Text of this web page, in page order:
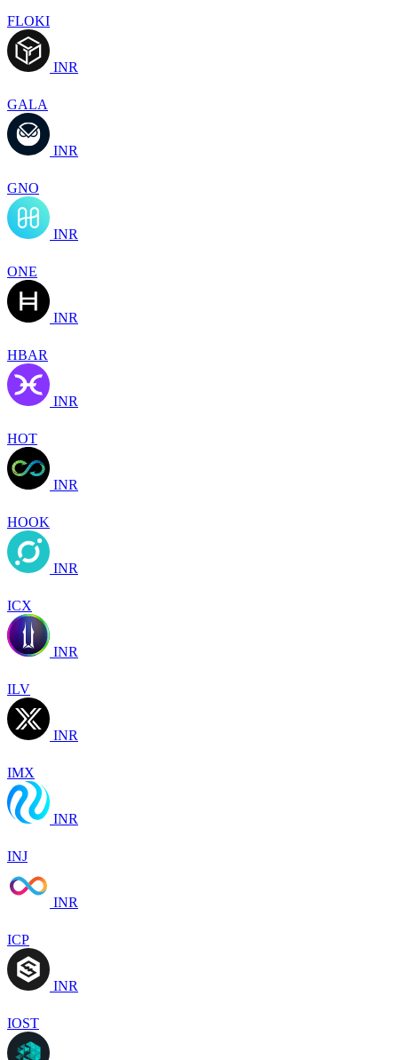
FLOKI
INR
GALA
INR
GNO
INR
ONE
INR
HBAR
INR
HOT
INR
HOOK
INR
ICX
INR
ILV
INR
IMX
INR
INJ
INR
ICP
INR
IOST